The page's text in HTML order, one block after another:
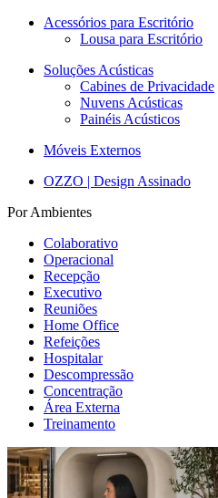
Acessórios para Escritório
Lousa para Escritório
Soluções Acústicas
Cabines de Privacidade
Nuvens Acústicas
Painéis Acústicos
Móveis Externos
OZZO | Design Assinado
Por Ambientes
Colaborativo
Operacional
Recepção
Executivo
Reuniões
Home Office
Refeições
Hospitalar
Descompressão
Concentração
Área Externa
Treinamento